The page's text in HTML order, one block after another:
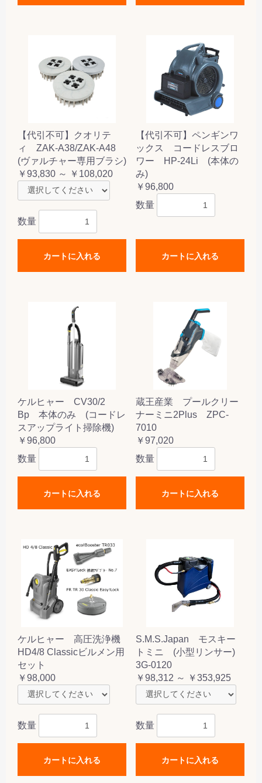
【代引不可】クオリテ
ィ ZAK-A38/ZAK-A48
(ヴァルチャー専用ブラシ)
￥93,830 ～ ￥108,020
数量
カートに入れる
【代引不可】ペンギンワ
ックス コードレスブロ
ワー HP-24Li (本体の
み)
￥96,800
数量
カートに入れる
ケルヒャー CV30/2
Bp 本体のみ (コードレ
スアップライト掃除機)
￥96,800
数量
カートに入れる
蔵王産業 プールクリー
ナーミニ2Plus ZPC-
7010
￥97,020
数量
カートに入れる
ケルヒャー 高圧洗浄機
HD4/8 Classicビルメン用
セット
￥98,000
数量
カートに入れる
S.M.S.Japan モスキー
トミニ (小型リンサー)
3G-0120
￥98,312 ～ ￥353,925
数量
カートに入れる